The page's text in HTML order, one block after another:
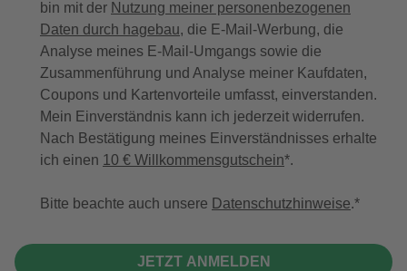
bin mit der Nutzung meiner personenbezogenen
Daten durch hagebau, die E-Mail-Werbung, die
Analyse meines E-Mail-Umgangs sowie die
Zusammenführung und Analyse meiner Kaufdaten,
Coupons und Kartenvorteile umfasst, einverstanden.
Mein Einverständnis kann ich jederzeit widerrufen.
Nach Bestätigung meines Einverständnisses erhalte
ich einen 10 € Willkommensgutschein*.
Bitte beachte auch unsere Datenschutzhinweise.
JETZT ANMELDEN